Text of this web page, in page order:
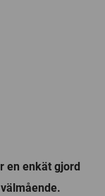
en enkät gjord